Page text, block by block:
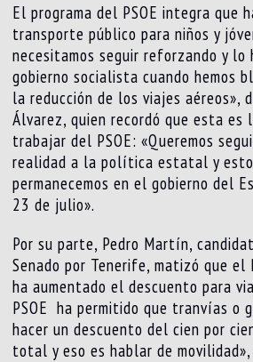
El programa del PSOE integra que
transporte público para niños y
necesitamos seguir reforzando y lo
gobierno socialista cuando hemos
la reducción de los viajes aéreos»,
Álvarez, quien recordó que esta es
trabajar del PSOE: «Queremos
realidad a la política estatal y
permanecemos en el gobierno del
23 de julio».
Por su parte, Pedro Martín,
Senado por Tenerife, matizó que
ha aumentado el descuento para
PSOE ha permitido que tranvías o
hacer un descuento del cien por
total y eso es hablar de